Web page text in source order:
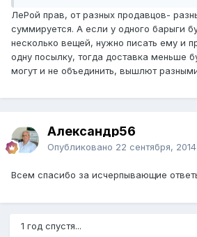
ЛеРой прав, от разных продавцов-
суммируется. А если у одного барыги
несколько вещей, нужно писать ему и
одну посылку, тогда доставка меньше
могут и не объединить, вышлют
Александр56
Опубликовано 22 сентября, 2014
Всем спасибо за исчерпывающие
1 год спустя...